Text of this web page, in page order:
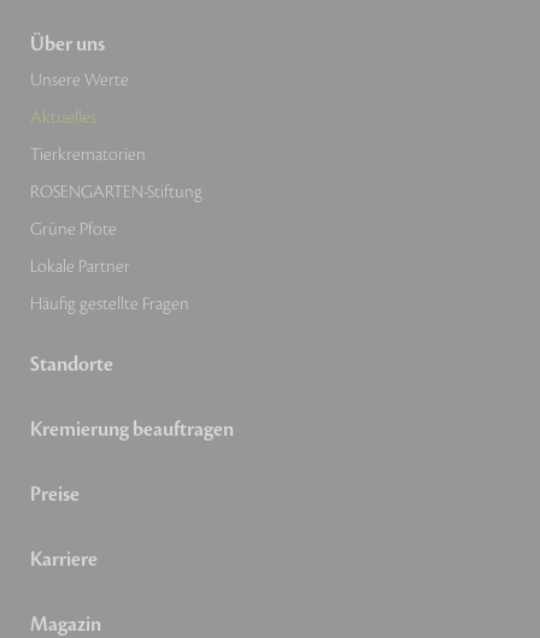
Über uns
Unsere Werte
Aktuelles
Tierkrematorien
ROSENGARTEN-Stiftung
Grüne Pfote
Lokale Partner
Häufig gestellte Fragen
Standorte
Kremierung beauftragen
Preise
Karriere
Magazin